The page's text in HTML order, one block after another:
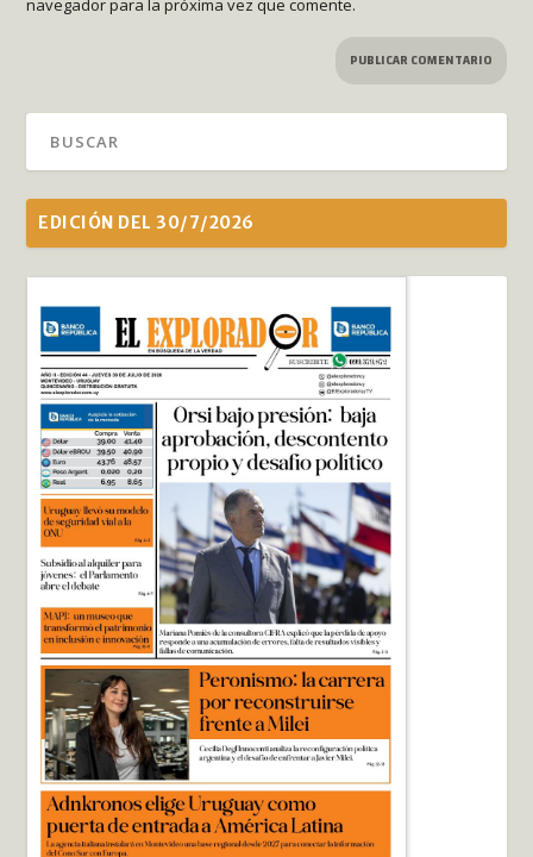
navegador para la próxima vez que comente.
EDICIÓN DEL 30/7/2026